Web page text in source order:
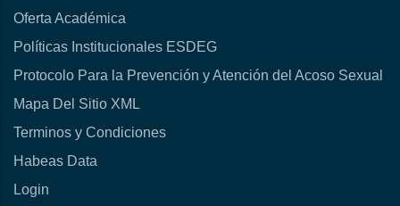
Oferta Académica
Políticas Institucionales ESDEG
Protocolo Para la Prevención y Atención del Acoso Sexual
Mapa Del Sitio XML
Terminos y Condiciones
Habeas Data
Login